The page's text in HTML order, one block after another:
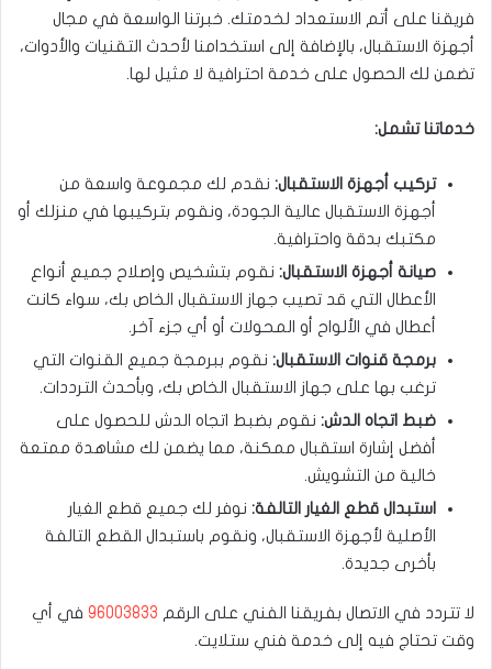
فريقنا على أتم الاستعداد لخدمتك. خبرتنا الواسعة في مجال
أجهزة الاستقبال، بالإضافة إلى استخدامنا لأحدث التقنيات والأدوات،
تضمن لك الحصول على خدمة احترافية لا مثيل لها.
خدماتنا تشمل:
تركيب أجهزة الاستقبال: نقدم لك مجموعة واسعة من
أجهزة الاستقبال عالية الجودة، ونقوم بتركيبها في منزلك أو
مكتبك بدقة واحترافية.
صيانة أجهزة الاستقبال: نقوم بتشخيص وإصلاح جميع أنواع
الأعطال التي قد تصيب جهاز الاستقبال الخاص بك، سواء كانت
أعطال في الألواح أو المحولات أو أي جزء آخر.
برمجة قنوات الاستقبال: نقوم ببرمجة جميع القنوات التي
ترغب بها على جهاز الاستقبال الخاص بك، وبأحدث الترددات.
ضبط اتجاه الدش: نقوم بضبط اتجاه الدش للحصول على
أفضل إشارة استقبال ممكنة، مما يضمن لك مشاهدة ممتعة
خالية من التشويش.
استبدال قطع الغيار التالفة: نوفر لك جميع قطع الغيار
الأصلية لأجهزة الاستقبال، ونقوم باستبدال القطع التالفة
بأخرى جديدة.
لا تتردد في الاتصال بفريقنا الفني على الرقم 96003833 في أي
وقت تحتاج فيه إلى خدمة فني ستلايت.